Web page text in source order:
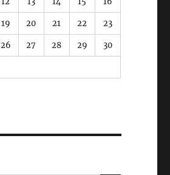
19 20 21 22 23
26 27 28 29 30